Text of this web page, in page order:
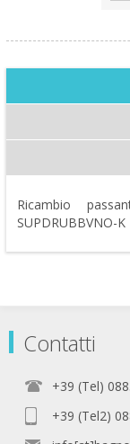
Ricambio
SUPDRUBBVNO-K
Contatti
+39 (Tel)
+39 (Tel2)